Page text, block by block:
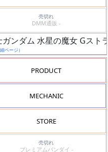
売切れ
DMM通販 -
ンダム 水星の魔女 Gスト
細ページ）
PRODUCT
MECHANIC
STORE
売切れ
プレミアムバンダイ -